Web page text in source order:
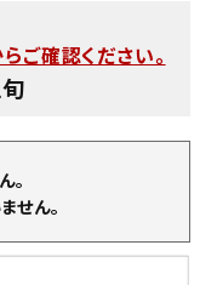
ご確認ください。
。
せん。